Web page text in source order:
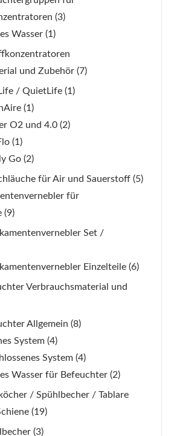
(3)
Wasser (1)
und Zubehör (7)
/ QuietLife (1)
(1)
O2 und 4.0 (2)
(1)
Go (2)
für Air und Sauerstoff (5)
für
(9)
Set /
Einzelteile (6)
Verbrauchsmaterial und
Allgemein (8)
System (4)
System (4)
Wasser für Befeuchter (2)
/ Spühlbecher / Tablare
(19)
(3)